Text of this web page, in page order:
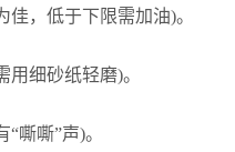
，低于下限需加油)。
细砂纸轻磨)。
嘶”声)。